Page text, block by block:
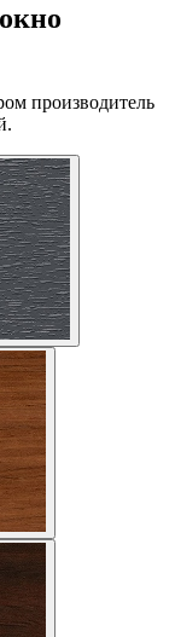
производитель